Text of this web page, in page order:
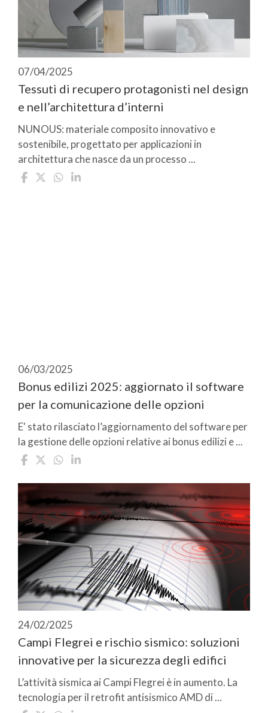
07/04/2025
Tessuti di recupero protagonisti nel design
e nell’architettura d’interni
NUNOUS: materiale composito innovativo e
sostenibile, progettato per applicazioni in
architettura che nasce da un processo ...
06/03/2025
Bonus edilizi 2025: aggiornato il software
per la comunicazione delle opzioni
E' stato rilasciato l’aggiornamento del software per
la gestione delle opzioni relative ai bonus edilizi e ...
24/02/2025
Campi Flegrei e rischio sismico: soluzioni
innovative per la sicurezza degli edifici
L’attività sismica ai Campi Flegrei è in aumento. La
tecnologia per il retrofit antisismico AMD di ...